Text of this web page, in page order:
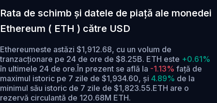
Rata de schimb și datele de piață ale monedei
Ethereum ( ETH ) către USD
Ethereumeste astăzi $1,912.68, cu un volum de
tranzacționare pe 24 de ore de $8.25B. ETH este +0.61%
în ultimele 24 de ore.În prezent se află la -1.13% față de
maximul istoric pe 7 zile de $1,934.60, și 4.89% de la
minimul său istoric de 7 zile de $1,823.55.ETH are o
rezervă circulantă de 120.68M ETH.